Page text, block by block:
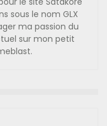
sous le nom GLX
ma passion du
sur mon petit